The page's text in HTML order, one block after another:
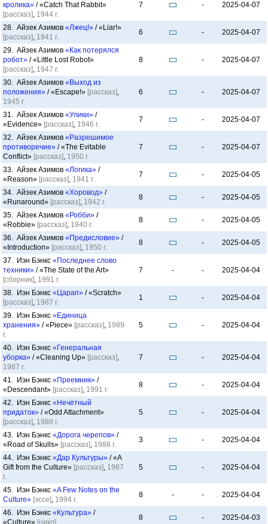
кролика» / «Catch That Rabbit»
[рассказ], 1944 г.
7 - 2025-04-07
28. Айзек Азимов «Лжец!» / «Liar!»
[рассказ], 1941 г.
6 - 2025-04-07
29. Айзек Азимов «Как потерялся
робот» / «Little Lost Robot»
[рассказ], 1947 г.
8 - 2025-04-07
30. Айзек Азимов «Выход из
положения» / «Escape!» [рассказ],
1945 г.
6 - 2025-04-07
31. Айзек Азимов «Улики» /
«Evidence» [рассказ], 1946 г.
7 - 2025-04-07
32. Айзек Азимов «Разрешимое
противоречие» / «The Evitable
Conflict» [рассказ], 1950 г.
7 - 2025-04-07
33. Айзек Азимов «Логика» /
«Reason» [рассказ], 1941 г.
7 - 2025-04-05
34. Айзек Азимов «Хоровод» /
«Runaround» [рассказ], 1942 г.
8 - 2025-04-05
35. Айзек Азимов «Робби» /
«Robbie» [рассказ], 1940 г.
8 - 2025-04-05
36. Айзек Азимов «Предисловие» /
«Introduction» [рассказ], 1950 г.
8 - 2025-04-05
37. Иэн Бэнкс «Последнее слово
техники» / «The State of the Art»
[сборник], 1991 г.
7 - - 2025-04-04
38. Иэн Бэнкс «Царап» / «Scratch»
[рассказ], 1987 г.
1 - 2025-04-04
39. Иэн Бэнкс «Единица
хранения» / «Piece» [рассказ], 1989
г.
5 - 2025-04-04
40. Иэн Бэнкс «Генеральная
уборка» / «Cleaning Up» [рассказ],
1987 г.
7 - 2025-04-04
41. Иэн Бэнкс «Преемник» /
«Descendant» [рассказ], 1991 г.
8 - 2025-04-04
42. Иэн Бэнкс «Нечётный
придаток» / «Odd Attachment»
[рассказ], 1988 г.
5 - 2025-04-04
43. Иэн Бэнкс «Дорога черепов» /
«Road of Skulls» [рассказ], 1988 г.
3 - 2025-04-04
44. Иэн Бэнкс «Дар Культуры» / «A
Gift from the Culture» [рассказ], 1987
г.
5 - 2025-04-04
45. Иэн Бэнкс «A Few Notes on the
Culture» [эссе], 1994 г.
8 - - 2025-04-04
46. Иэн Бэнкс «Культура» /
«Culture» [цикл]
8 - 2025-04-03